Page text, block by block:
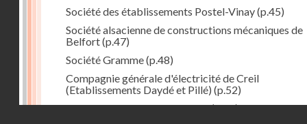
Société des établissements Postel-Vinay(p.45)
Société alsacienne de constructions mécaniques de
Belfort(p.47)
Société Gramme(p.48)
Compagnie générale d'électricité de Creil
(Etablissements Daydé et Pillé) (p.52)
Compagnie générale de Nancy(p.52)